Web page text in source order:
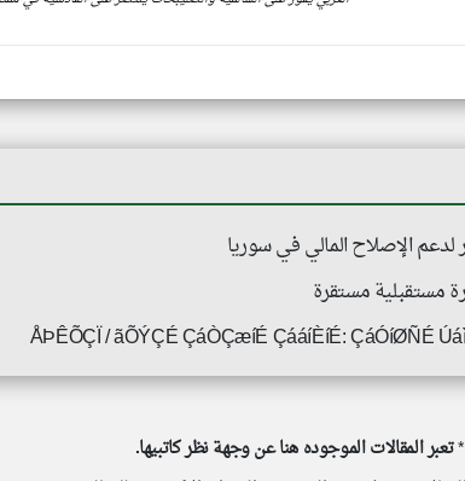
ÅÞÊÕÇÏ / ãÕÝÇÉ ÇáÒÇæíÉ ÇááíÈíÉ: ÇáÓíØÑÉ
*تعبر المقالات الموجوده هنا عن وجهة نظر كاتبيها.